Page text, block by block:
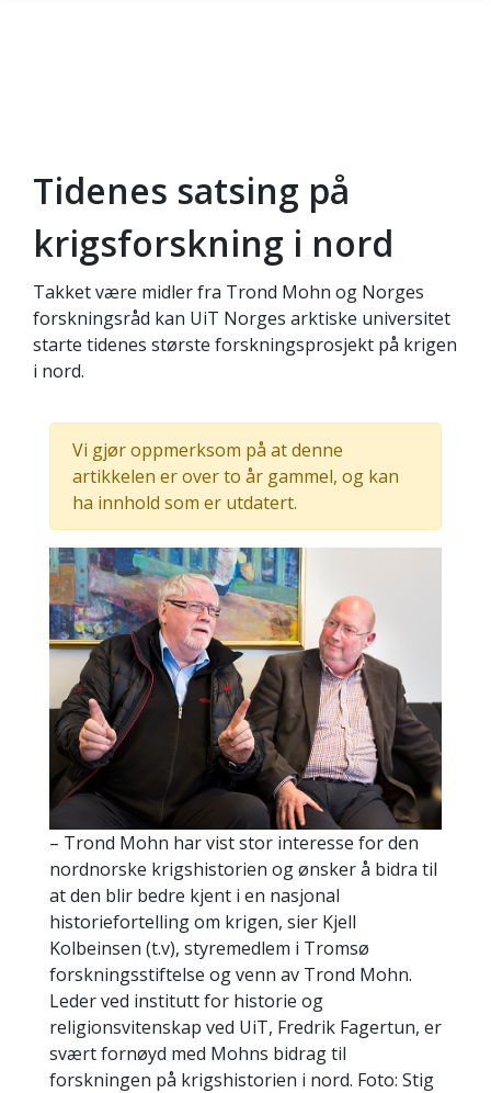
Gå til hovedinnhold
Tidenes satsing på
krigsforskning i nord
Takket være midler fra Trond Mohn og Norges
forskningsråd kan UiT Norges arktiske universitet
starte tidenes største forskningsprosjekt på krigen
i nord.
Vi gjør oppmerksom på at denne
artikkelen er over to år gammel, og kan
ha innhold som er utdatert.
– Trond Mohn har vist stor interesse for den
nordnorske krigshistorien og ønsker å bidra til
at den blir bedre kjent i en nasjonal
historiefortelling om krigen, sier Kjell
Kolbeinsen (t.v), styremedlem i Tromsø
forskningsstiftelse og venn av Trond Mohn.
Leder ved institutt for historie og
religionsvitenskap ved UiT, Fredrik Fagertun, er
svært fornøyd med Mohns bidrag til
forskningen på krigshistorien i nord. Foto: Stig